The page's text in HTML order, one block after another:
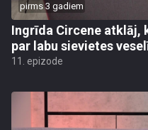
pirms 3 gadiem
Ingrīda Circene atklāj,
par labu sievietes
11. epizode